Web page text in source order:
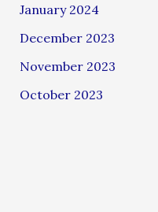
January 2024
December 2023
November 2023
October 2023